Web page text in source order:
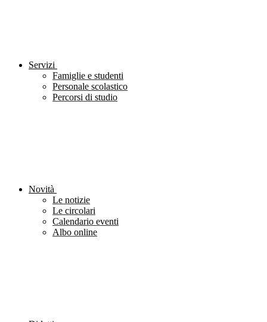
Servizi
Famiglie e studenti
Personale scolastico
Percorsi di studio
Novità
Le notizie
Le circolari
Calendario eventi
Albo online